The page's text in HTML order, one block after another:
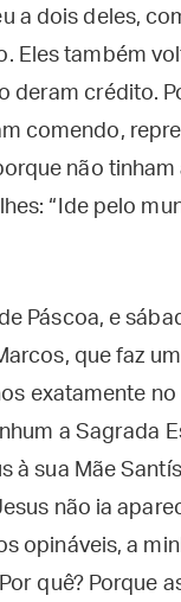
a dois deles,
Eles também
deram crédito.
comendo,
não
“Ide pelo
Páscoa, e
que faz
exatamente
a Sagrada
à sua Mãe
não ia
opináveis, a
quê? Porque